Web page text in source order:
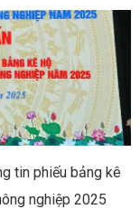
tin phiếu bảng kê
nghiệp 2025